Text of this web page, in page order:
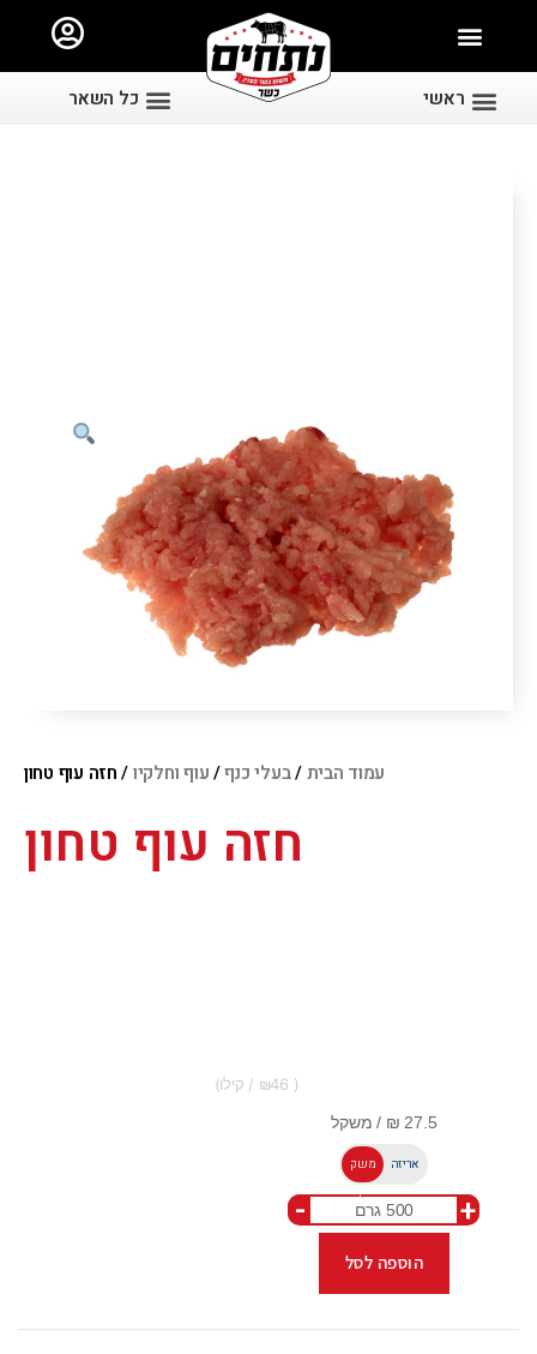
ראשי כל השאר
עמוד הבית/בעלי כנף/עוף וחלקיו/ חזה עוף טחון
חזה עוף טחון
46
משק
ל
אריזה
+
-
הוספה לסל